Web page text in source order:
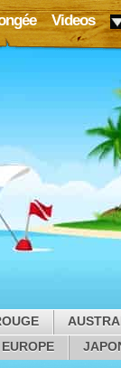
Videos
EUROPE